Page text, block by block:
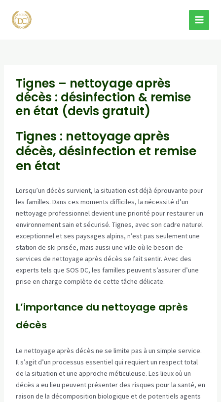
contenu
MAIN
Tignes – nettoyage après
décès : désinfection & remise
en état (devis gratuit)
Tignes : nettoyage après
décès, désinfection et remise
en état
Lorsqu’un décès survient, la situation est déjà éprouvante pour
les familles. Dans ces moments difficiles, la nécessité d’un
nettoyage professionnel devient une priorité pour restaurer un
environnement sain et sécurisé. Tignes, avec son cadre naturel
exceptionnel et ses paysages alpins, n’est pas seulement une
station de ski prisée, mais aussi une ville où le besoin de
services de nettoyage après décès se fait sentir. Avec des
experts tels que SOS DC, les familles peuvent s’assurer d’une
prise en charge complète de cette tâche délicate.
L’importance du nettoyage après
décès
Le nettoyage après décès ne se limite pas à un simple service.
Il s’agit d’un processus essentiel qui requiert un respect total
de la situation et une approche méticuleuse. Les lieux où un
décès a eu lieu peuvent présenter des risques pour la santé, en
raison de la décomposition biologique et de potentiels agents